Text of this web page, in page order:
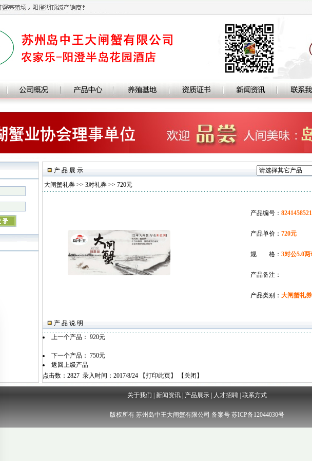
产 品 展 示
大闸蟹礼券 >> 3对礼券 >> 720元
产品编号：
产品单价： 720元
规 格： 3对公5.0两
产品备注：
产品类别： 大闸蟹礼券
产 品 说 明
上一个产品： 920元
下一个产品： 750元
返回上级产品
点击数：2827 录入时间：2017/8/24 【打印此页】 【 关闭 】
关于我们 新闻资讯 产品展示 人才招聘 联系方式
版权所有 苏州岛中王大闸蟹有限公司 备案号 苏ICP备12044030号